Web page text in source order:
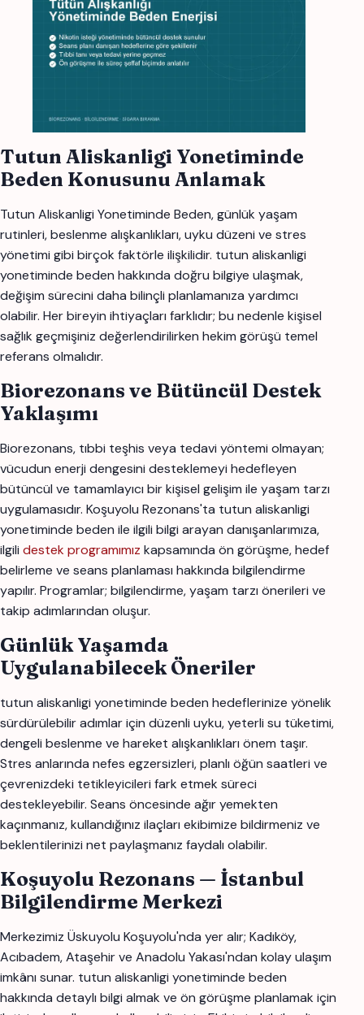
Tutun Aliskanligi Yonetiminde
Beden Konusunu Anlamak
Tutun Aliskanligi Yonetiminde Beden, günlük yaşam
rutinleri, beslenme alışkanlıkları, uyku düzeni ve stres
yönetimi gibi birçok faktörle ilişkilidir. tutun aliskanligi
yonetiminde beden hakkında doğru bilgiye ulaşmak,
değişim sürecini daha bilinçli planlamanıza yardımcı
olabilir. Her bireyin ihtiyaçları farklıdır; bu nedenle kişisel
sağlık geçmişiniz değerlendirilirken hekim görüşü temel
referans olmalıdır.
Biorezonans ve Bütüncül Destek
Yaklaşımı
Biorezonans, tıbbi teşhis veya tedavi yöntemi olmayan;
vücudun enerji dengesini desteklemeyi hedefleyen
bütüncül ve tamamlayıcı bir kişisel gelişim ile yaşam tarzı
uygulamasıdır. Koşuyolu Rezonans'ta tutun aliskanligi
yonetiminde beden ile ilgili bilgi arayan danışanlarımıza,
ilgili destek programımız kapsamında ön görüşme, hedef
belirleme ve seans planlaması hakkında bilgilendirme
yapılır. Programlar; bilgilendirme, yaşam tarzı önerileri ve
takip adımlarından oluşur.
Günlük Yaşamda
Uygulanabilecek Öneriler
tutun aliskanligi yonetiminde beden hedeflerinize yönelik
sürdürülebilir adımlar için düzenli uyku, yeterli su tüketimi,
dengeli beslenme ve hareket alışkanlıkları önem taşır.
Stres anlarında nefes egzersizleri, planlı öğün saatleri ve
çevrenizdeki tetikleyicileri fark etmek süreci
destekleyebilir. Seans öncesinde ağır yemekten
kaçınmanız, kullandığınız ilaçları ekibimize bildirmeniz ve
beklentilerinizi net paylaşmanız faydalı olabilir.
Koşuyolu Rezonans — İstanbul
Bilgilendirme Merkezi
Merkezimiz Üskuyolu Koşuyolu'nda yer alır; Kadıköy,
Acıbadem, Ataşehir ve Anadolu Yakası'ndan kolay ulaşım
imkânı sunar. tutun aliskanligi yonetiminde beden
hakkında detaylı bilgi almak ve ön görüşme planlamak için